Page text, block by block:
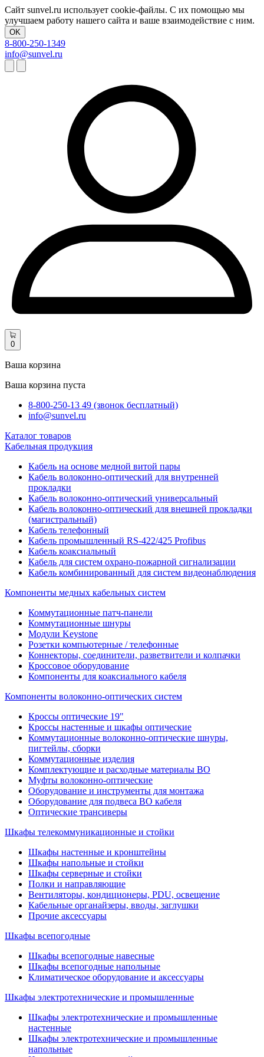
Сайт sunvel.ru использует cookie-файлы. С их помощью мы
улучшаем работу нашего сайта и ваше взаимодействие с ним.
OK
8-800-250-1349
info@sunvel.ru
0
Ваша корзина
Ваша корзина пуста
8-800-250-13 49 (звонок бесплатный)
info@sunvel.ru
Каталог товаров
Кабельная продукция
Кабель на основе медной витой пары
Кабель волоконно-оптический для внутренней
прокладки
Кабель волоконно-оптический универсальный
Кабель волоконно-оптический для внешней прокладки
(магистральный)
Кабель телефонный
Кабель промышленный RS-422/425 Profibus
Кабель коаксиальный
Кабель для систем охрано-пожарной сигнализации
Кабель комбинированный для систем видеонаблюдения
Компоненты медных кабельных систем
Коммутационные патч-панели
Коммутационные шнуры
Модули Keystone
Розетки компьютерные / телефонные
Коннекторы, соединители, разветвители и колпачки
Кроссовое оборудование
Компоненты для коаксиального кабеля
Компоненты волоконно-оптических систем
Кроссы оптические 19"
Кроссы настенные и шкафы оптические
Коммутационные волоконно-оптические шнуры,
пигтейлы, сборки
Коммутационные изделия
Комплектующие и расходные материалы ВО
Муфты волоконно-оптические
Оборудование и инструменты для монтажа
Оборудование для подвеса ВО кабеля
Оптические трансиверы
Шкафы телекоммуникационные и стойки
Шкафы настенные и кронштейны
Шкафы напольные и стойки
Шкафы серверные и стойки
Полки и направляющие
Вентиляторы, кондиционеры, PDU, освещение
Кабельные органайзеры, вводы, заглушки
Прочие аксеcсуары
Шкафы всепогодные
Шкафы всепогодные навесные
Шкафы всепогодные напольные
Климатическое оборудование и аксессуары
Шкафы электротехнические и промышленные
Шкафы электротехнические и промышленные
настенные
Шкафы электротехнические и промышленные
напольные